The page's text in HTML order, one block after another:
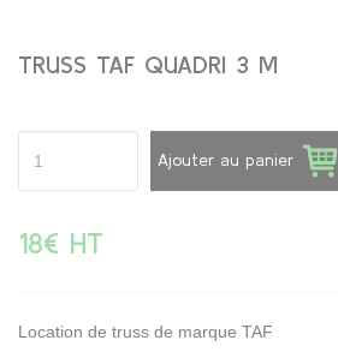
TRUSS TAF QUADRI 3 M
Ajouter au panier
18€ HT
Location de truss de marque TAF